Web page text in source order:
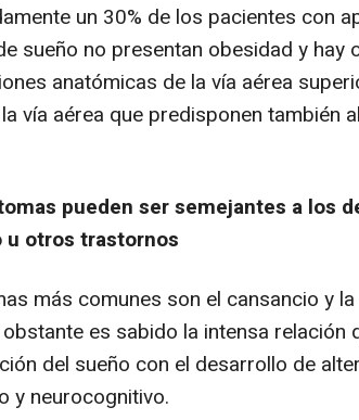
un 30% de los pacientes con
sueño no presentan obesidad y
anatómicas de la vía aérea
vía aérea que predisponen también
pueden ser semejantes a los
u otros trastornos
más comunes son el cansancio y
es sabido la intensa relación
del sueño con el desarrollo de
y neurocognitivo.